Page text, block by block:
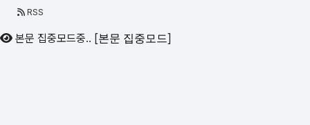
RSS
본문 집중모드중.. [본문 집중모드]